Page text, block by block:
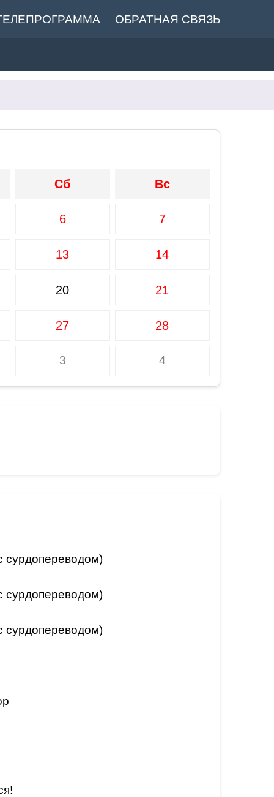
ОБРАТНАЯ СВЯЗЬ
Сб Вс
6 7
13 14
20 21
27 28
3 4
сурдопереводом)
сурдопереводом)
сурдопереводом)